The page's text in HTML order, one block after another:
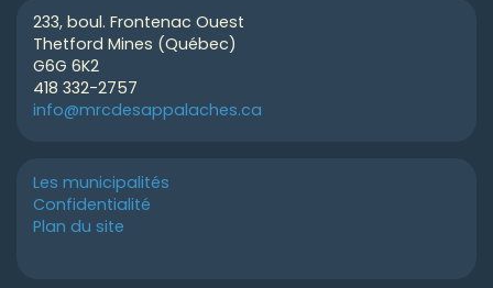
233, boul. Frontenac Ouest
Thetford Mines (Québec)
G6G 6K2
418 332-2757
info@mrcdesappalaches.ca
Les municipalités
Confidentialité
Plan du site